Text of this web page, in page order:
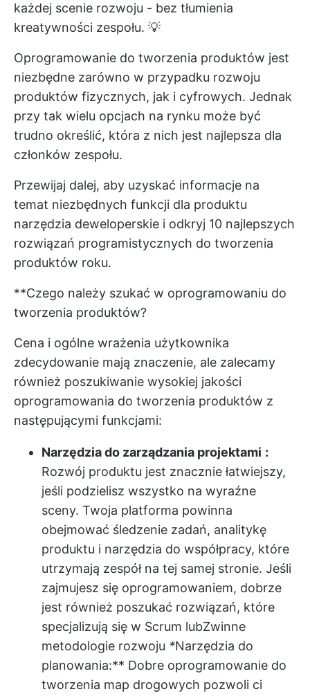
każdej scenie rozwoju - bez tłumienia
kreatywności zespołu. 💡
Oprogramowanie do tworzenia produktów jest
niezbędne zarówno w przypadku rozwoju
produktów fizycznych, jak i cyfrowych. Jednak
przy tak wielu opcjach na rynku może być
trudno określić, która z nich jest najlepsza dla
członków zespołu.
Przewijaj dalej, aby uzyskać informacje na
temat niezbędnych funkcji dla produktu
narzędzia deweloperskie i odkryj 10 najlepszych
rozwiązań programistycznych do tworzenia
produktów roku.
**Czego należy szukać w oprogramowaniu do
tworzenia produktów?
Cena i ogólne wrażenia użytkownika
zdecydowanie mają znaczenie, ale zalecamy
również poszukiwanie wysokiej jakości
oprogramowania do tworzenia produktów z
następującymi funkcjami:
Narzędzia do zarządzania projektami :
Rozwój produktu jest znacznie łatwiejszy,
jeśli podzielisz wszystko na wyraźne
sceny. Twoja platforma powinna
obejmować śledzenie zadań, analitykę
produktu i narzędzia do współpracy, które
utrzymają zespół na tej samej stronie. Jeśli
zajmujesz się oprogramowaniem, dobrze
jest również poszukać rozwiązań, które
specjalizują się w Scrum lubZwinne
metodologie rozwoju *Narzędzia do
planowania:** Dobre oprogramowanie do
tworzenia map drogowych pozwoli ci